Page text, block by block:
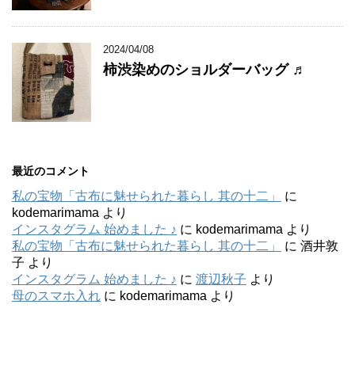
2024/04/08
柿渋染めのショルダーバッグ ♬
最近のコメント
私の宝物「古布に魅せられた暮らし 其の十二」
に
kodemarimama より
インスタグラム 始めました ♪ に kodemarimama より
私の宝物「古布に魅せられた暮らし 其の十二」
に 酒井敦
子 より
インスタグラム 始めました ♪ に 渡辺秋子 より
母のスマホ入れ に kodemarimama より